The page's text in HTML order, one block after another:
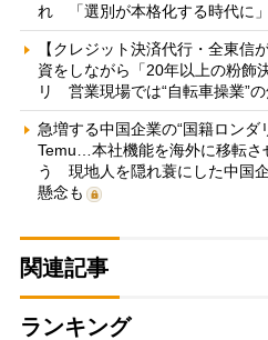
れ 「選別が本格化する時代に」
【クレジット決済代行・全東信
資をしながら「20年以上の粉飾
リ 営業現場では“自転車操業”
急増する中国企業の“国籍ロンダ
Temu…本社機能を海外に移転さ
う 現地人を隠れ蓑にした中国
懸念も
関連記事
ランキング